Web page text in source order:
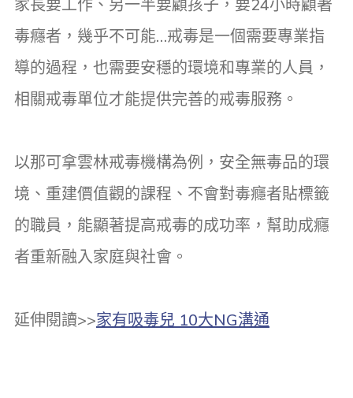
家長要工作、另一半要顧孩子，要24小時顧著
毒癮者，幾乎不可能…戒毒是一個需要專業指
導的過程，也需要安穩的環境和專業的人員，
相關戒毒單位才能提供完善的戒毒服務。
以那可拿雲林戒毒機構為例，安全無毒品的環
境、重建價值觀的課程、不會對毒癮者貼標籤
的職員，能顯著提高戒毒的成功率，幫助成癮
者重新融入家庭與社會。
延伸閱讀>>家有吸毒兒 10大NG溝通